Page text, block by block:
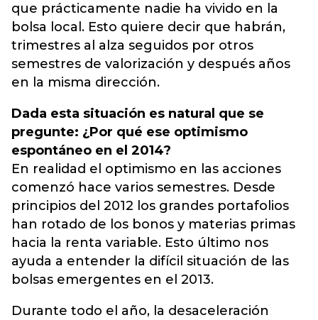
que prácticamente nadie ha vivido en la
bolsa local. Esto quiere decir que habrán,
trimestres al alza seguidos por otros
semestres de valorización y después años
en la misma dirección.
Dada esta situación es natural que se
pregunte: ¿Por qué ese optimismo
espontáneo en el 2014?
En realidad el optimismo en las acciones
comenzó hace varios semestres. Desde
principios del 2012 los grandes portafolios
han rotado de los bonos y materias primas
hacia la renta variable. Esto último nos
ayuda a entender la difícil situación de las
bolsas emergentes en el 2013.
Durante todo el año, la desaceleración